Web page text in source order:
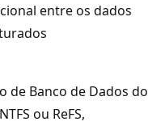
entre os dados
de Banco de Dados do
ou ReFS,